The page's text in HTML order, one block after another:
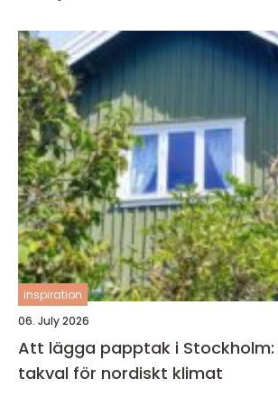
inspiration
06. July 2026
Att lägga papptak i Stockholm:
takval för nordiskt klimat